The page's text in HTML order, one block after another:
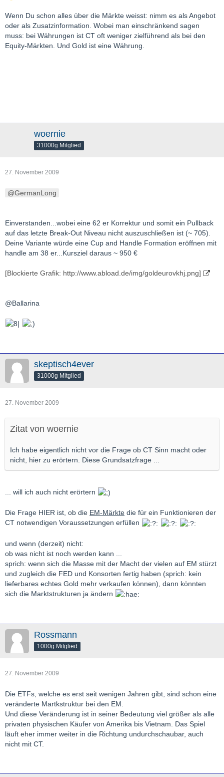
Wenn Du schon alles über die Märkte weisst: nimm es als Angebot
oder als Zusatzinformation. Wobei man einschränkend sagen
muss: bei Währungen ist CT oft weniger zielführend als bei den
Equity-Märkten. Und Gold ist eine Währung.
woernie
31000g Mitglied
27. November 2009
GermanLong
Einverstanden...wobei eine 62 er Korrektur und somit ein Pullback
auf das letzte Break-Out Niveau nicht auszuschließen ist (~ 705).
Deine Variante würde eine Cup and Handle Formation eröffnen mit
handle am 38 er...Kursziel daraus ~ 950 €
[Blockierte Grafik: http://www.abload.de/img/goldeurovkhj.png]
@Ballarina
skeptisch4ever
31000g Mitglied
27. November 2009
Zitat von woernie
Ich habe eigentlich nicht vor die Frage ob CT Sinn macht oder
nicht, hier zu erörtern. Diese Grundsatzfrage ...
... will ich auch nicht erörtern
Die Frage HIER ist, ob die EM-Märkte die für ein Funktionieren der
CT notwendigen Voraussetzungen erfüllen
und wenn (derzeit) nicht:
ob was nicht ist noch werden kann ...
sprich: wenn sich die Masse mit der Macht der vielen auf EM stürzt
und zugleich die FED und Konsorten fertig haben (sprich: kein
lieferbares echtes Gold mehr verkaufen können), dann könnten
sich die Marktstrukturen ja ändern
Rossmann
1000g Mitglied
27. November 2009
Die ETFs, welche es erst seit wenigen Jahren gibt, sind schon eine
veränderte Martkstruktur bei den EM.
Und diese Veränderung ist in seiner Bedeutung viel größer als alle
privaten physischen Käufer von Amerika bis Vietnam. Das Spiel
läuft eher immer weiter in die Richtung undurchschaubar, auch
nicht mit CT.